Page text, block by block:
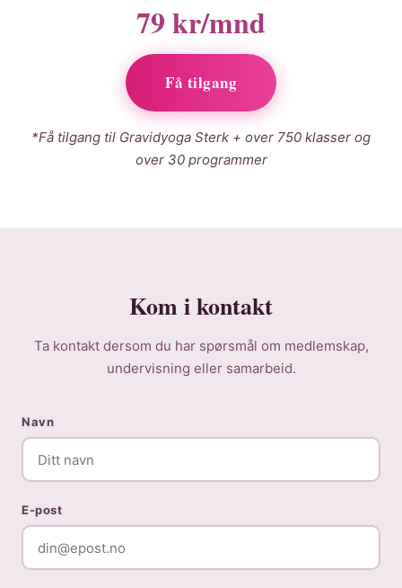
79 kr/mnd
Få tilgang
*Få tilgang til Gravidyoga Sterk + over 750 klasser og
over 30 programmer
Kom i kontakt
Ta kontakt dersom du har spørsmål om medlemskap,
undervisning eller samarbeid.
Navn
E-post